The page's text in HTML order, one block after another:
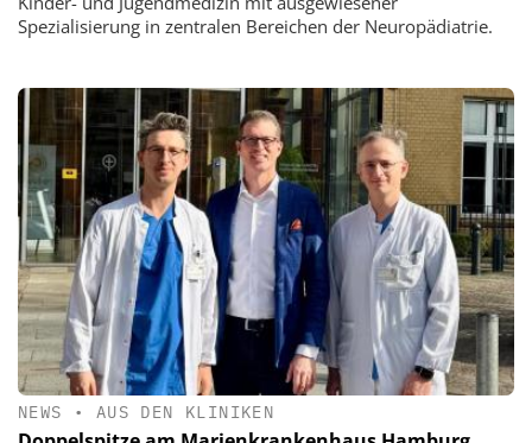
Spezialisierung in zentralen Bereichen der Neuropädiatrie.
NEWS • AUS DEN KLINIKEN